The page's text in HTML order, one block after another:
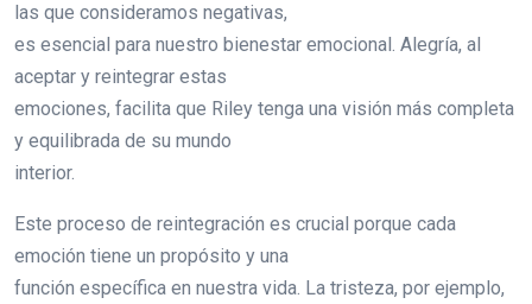
las que consideramos negativas,
es esencial para nuestro bienestar emocional. Alegría, al
aceptar y reintegrar estas
emociones, facilita que Riley tenga una visión más completa
y equilibrada de su mundo
interior.
Este proceso de reintegración es crucial porque cada
emoción tiene un propósito y una
función específica en nuestra vida. La tristeza, por ejemplo,